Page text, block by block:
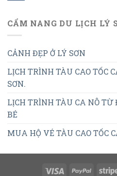
CẨM NANG DU LỊCH LÝ
CẢNH ĐẸP Ở LÝ SƠN
LỊCH TRÌNH TÀU CAO TỐC
SƠN.
LỊCH TRÌNH TÀU CA NÔ TỪ
BÉ
MUA HỘ VÉ TÀU CAO TỐC